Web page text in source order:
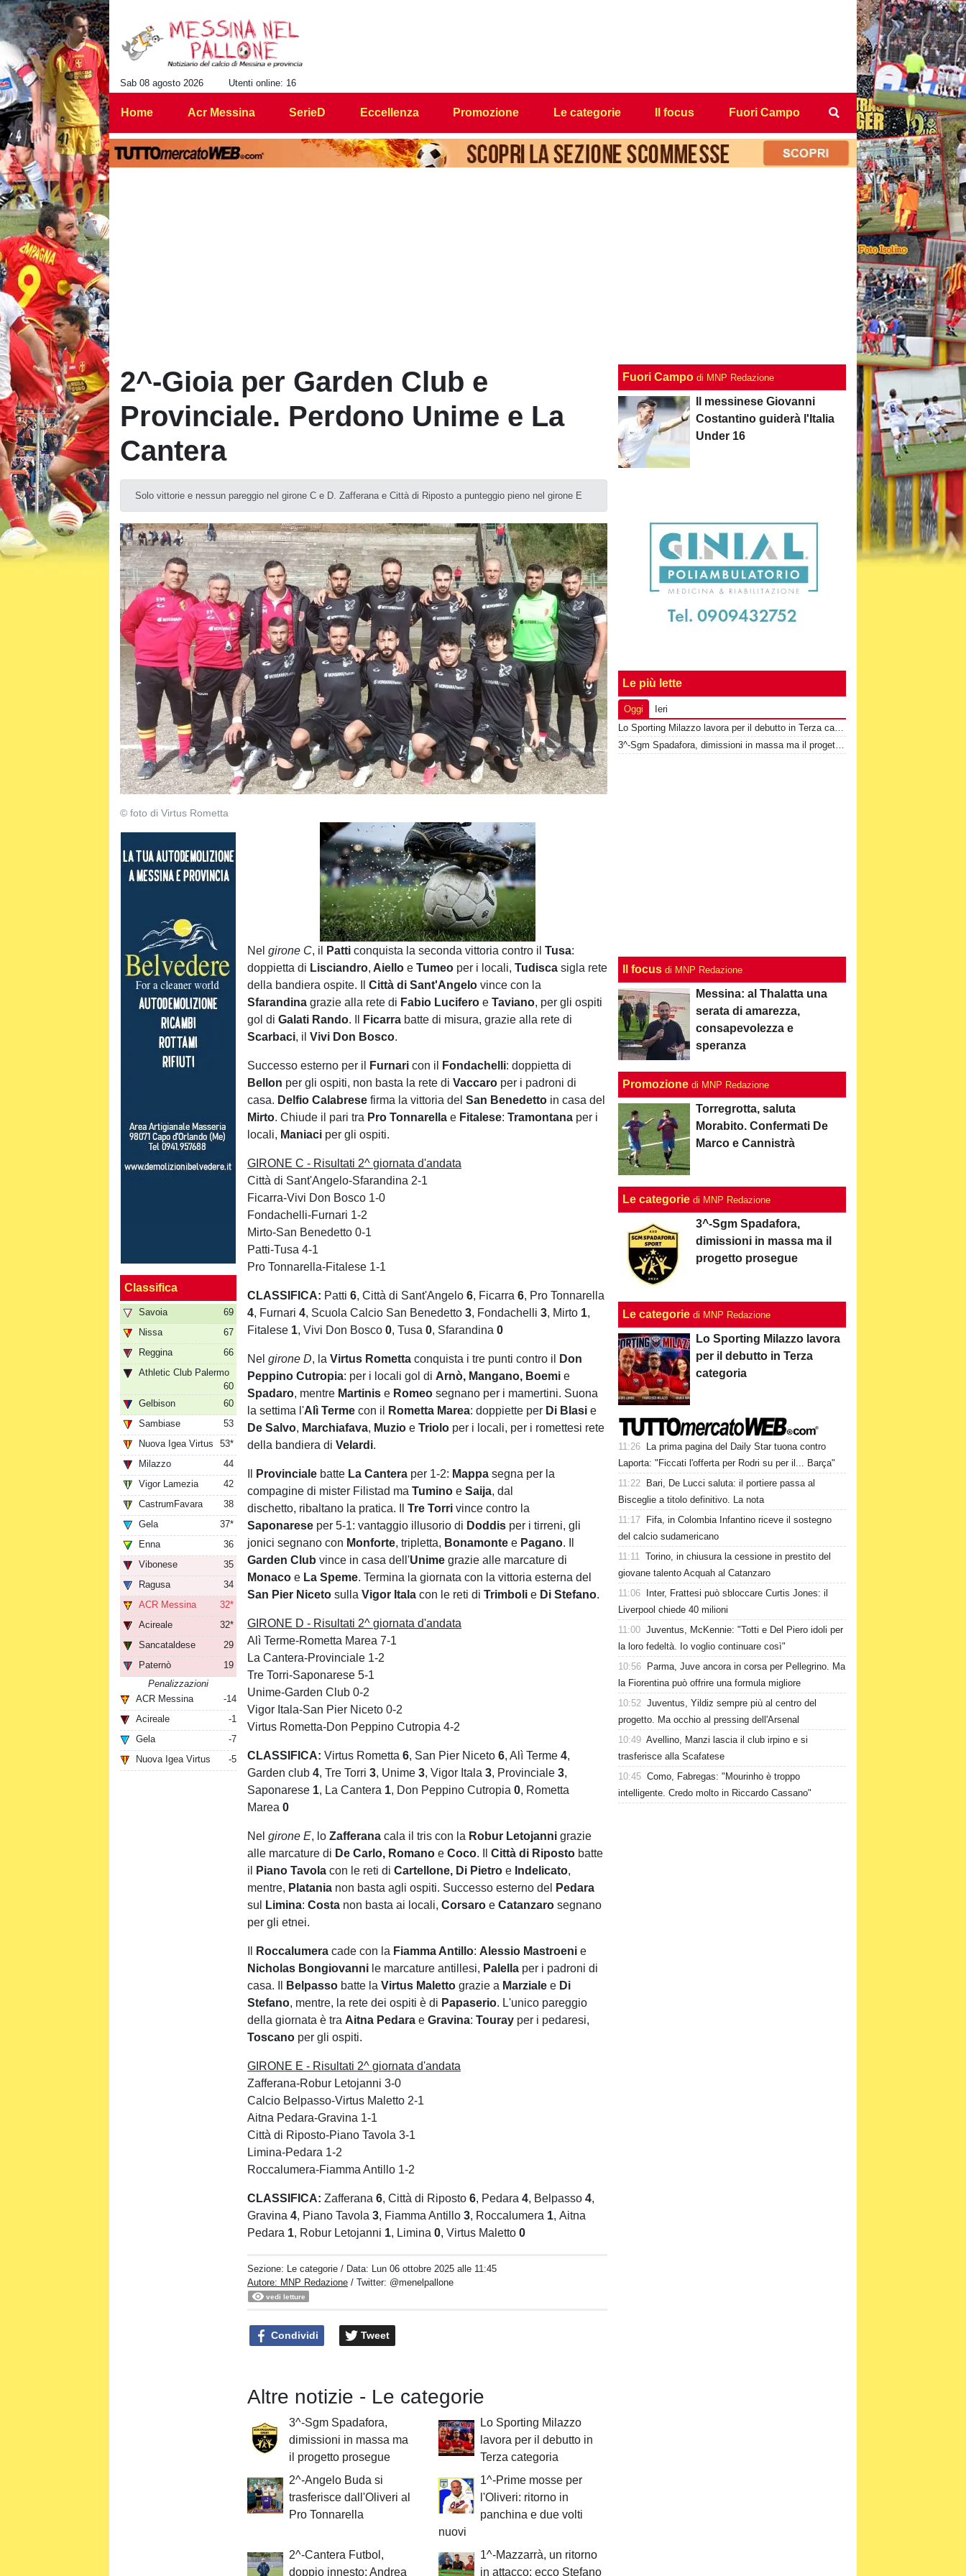
Sab 08 agosto 2026 Utenti online: 16
Home Acr Messina SerieD Eccellenza Promozione Le categorie Il focus Fuori Campo
2^-Gioia per Garden Club e
Provinciale. Perdono Unime e La
Cantera
Solo vittorie e nessun pareggio nel girone C e D. Zafferana e Città di Riposto a punteggio pieno nel girone E
© foto di Virtus Rometta
Classifica
Savoia
69
Nissa
67
Reggina
66
Athletic Club Palermo
60
Gelbison
60
Sambiase
53
Nuova Igea Virtus
53*
Milazzo
44
Vigor Lamezia
42
CastrumFavara
38
Gela
37*
Enna
36
Vibonese
35
Ragusa
34
ACR Messina
32*
Acireale
32*
Sancataldese
29
Paternò
19
Penalizzazioni
ACR Messina
-14
Acireale
-1
Gela
-7
Nuova Igea Virtus
-5
Unmute
Loaded:
100.00%
Nelgirone C, il Patticonquista la seconda vittoria contro ilTusa:
doppietta di Lisciandro, Aiello eTumeo per i locali,Tudisca sigla rete
della bandiera ospite. IlCittà di Sant'Angelo vince con la
Sfarandina grazie alla rete di Fabio LuciferoeTaviano, per gli ospiti
gol diGalati Rando. Il Ficarra batte di misura, grazie alla rete di
Scarbaci, ilVivi Don Bosco.
Successo esterno per il Furnaricon il Fondachelli: doppietta di
Bellon per gli ospiti, non basta la rete diVaccaro per i padroni di
casa. Delfio Calabrese firma la vittoria delSan Benedetto in casa del
Mirto. Chiude il pari tra Pro Tonnarella e Fitalese:Tramontana per i
locali, Maniaci per gli ospiti.
GIRONE C - Risultati 2^ giornata d'andata
Città di Sant'Angelo-Sfarandina 2-1
Ficarra-Vivi Don Bosco 1-0
Fondachelli-Furnari 1-2
Mirto-San Benedetto 0-1
Patti-Tusa 4-1
Pro Tonnarella-Fitalese 1-1
CLASSIFICA: Patti6, Città di Sant'Angelo6, Ficarra6, Pro Tonnarella
4, Furnari4, Scuola Calcio San Benedetto3, Fondachelli3, Mirto 1,
Fitalese 1, Vivi Don Bosco0, Tusa0, Sfarandina0
Nelgirone D, laVirtus Rometta conquista i tre punti contro il
Don
Peppino Cutropia: per i locali gol di Arnò, Mangano, Boemi e
Spadaro, mentre Martinis e Romeo segnano per i mamertini. Suona
la settima l'Alì Terme con il Rometta Marea: doppiette per Di Blasi e
De Salvo, Marchiafava, Muzio eTriolo per i locali, per i romettesi rete
della bandiera diVelardi.
Provinciale batte La Cantera per 1-2: Mappa segna per la
compagine di mister Filistad maTumino eSaija, dal
dischetto, ribaltano la pratica. IlTre Torri vince contro la
Saponarese per 5-1: vantaggio illusorio di Doddis per i tirreni, gli
jonici segnano con Monforte, tripletta, Bonamontee Pagano. Il
Garden Club vince in casa dell'Unime grazie alle marcature di
Monaco e La Speme. Termina la giornata con la vittoria esterna del
San Pier Niceto sullaVigor Itala con le reti di Trimbolie Di Stefano.
GIRONE D - Risultati 2^ giornata d'andata
Alì Terme-Rometta Marea 7-1
La Cantera-Provinciale 1-2
Tre Torri-Saponarese 5-1
Unime-Garden Club 0-2
Vigor Itala-San Pier Niceto 0-2
Virtus Rometta-Don Peppino Cutropia 4-2
CLASSIFICA: Virtus Rometta6, San Pier Niceto6, Alì Terme4,
Garden club4, Tre Torri3, Unime3, Vigor Itala3, Provinciale3,
Saponarese 1, La Cantera 1, Don Peppino Cutropia 0, Rometta
Marea 0
Nelgirone E, loZafferana cala il tris con la Robur Letojanni grazie
alle marcature di De Carlo, Romano eCoco. IlCittà di Riposto batte
il
Piano Tavola con le reti diCartellone, Di Pietro e Indelicato,
mentre, Platania non basta agli ospiti. Successo esterno del
Pedara
sul
Limina:Costa non basta ai locali,Corsaro eCatanzaro segnano
per gli etnei.
Roccalumera cade con la Fiamma Antillo: Alessio Mastroenie
Nicholas Bongiovanni le marcature antillesi, Palella per i padroni di
casa. Il
Belpasso batte laVirtus Maletto grazie a Marziale e Di
Stefano, mentre, la rete dei ospiti è di Papaserio. L'unico pareggio
della giornata è tra Aitna Pedara eGravina: Touray per i pedaresi,
Toscano per gli ospiti.
GIRONE E - Risultati 2^ giornata d'andata
Zafferana-Robur Letojanni 3-0
Calcio Belpasso-Virtus Maletto 2-1
Aitna Pedara-Gravina 1-1
Città di Riposto-Piano Tavola 3-1
Limina-Pedara 1-2
Roccalumera-Fiamma Antillo 1-2
CLASSIFICA: Zafferana6, Città di Riposto6, Pedara4, Belpasso4,
Gravina4, Piano Tavola3, Fiamma Antillo3, Roccalumera 1, Aitna
Pedara 1, Robur Letojanni 1, Limina0, Virtus Maletto0
Sezione: Le categorie / Data: Lun 06 ottobre 2025 alle 11:45
Autore: MNP Redazione / Twitter: @menelpallone
vedi letture
Condividi Tweet
Altre notizie - Le categorie
3^-Sgm Spadafora,
dimissioni in massa ma
il progetto prosegue
Lo Sporting Milazzo
lavora per il debutto in
Terza categoria
2^-Angelo Buda si
trasferisce dall'Oliveri al
Pro Tonnarella
1^-Prime mosse per
l'Oliveri: ritorno in
panchina e due volti
nuovi
2^-Cantera Futbol,
doppio innesto: Andrea
1^-Mazzarrà, un ritorno
in attacco: ecco Stefano
Fuori Campo di MNP Redazione
Il messinese Giovanni
Costantino guiderà l'Italia
Under 16
Le più lette
Oggi
Ieri
Lo Sporting Milazzo lavora per il debutto in Terza categoria
3^-Sgm Spadafora, dimissioni in massa ma il progetto prosegue
Il focus di MNP Redazione
Messina: al Thalatta una
serata di amarezza,
consapevolezza e
speranza
Promozione di MNP Redazione
Torregrotta, saluta
Morabito. Confermati De
Marco e Cannistrà
Le categorie di MNP Redazione
3^-Sgm Spadafora,
dimissioni in massa ma il
progetto prosegue
Le categorie di MNP Redazione
Lo Sporting Milazzo lavora
per il debutto in Terza
categoria
11:26
La prima pagina del Daily Star tuona contro
Laporta: "Ficcati l'offerta per Rodri su per il... Barça"
11:22
Bari, De Lucci saluta: il portiere passa al
Bisceglie a titolo definitivo. La nota
11:17
Fifa, in Colombia Infantino riceve il sostegno
del calcio sudamericano
11:11 Torino, in chiusura la cessione in prestito del
giovane talento Acquah al Catanzaro
11:06
Inter, Frattesi può sbloccare Curtis Jones: il
Liverpool chiede 40 milioni
11:00 Juventus, McKennie: "Totti e Del Piero idoli per
la loro fedeltà. Io voglio continuare così"
10:56
Parma, Juve ancora in corsa per Pellegrino. Ma
la Fiorentina può offrire una formula migliore
10:52 Juventus, Yildiz sempre più al centro del
progetto. Ma occhio al pressing dell'Arsenal
10:49 Avellino, Manzi lascia il club irpino e si
trasferisce alla Scafatese
10:45 Como, Fabregas: "Mourinho è troppo
intelligente. Credo molto in Riccardo Cassano"